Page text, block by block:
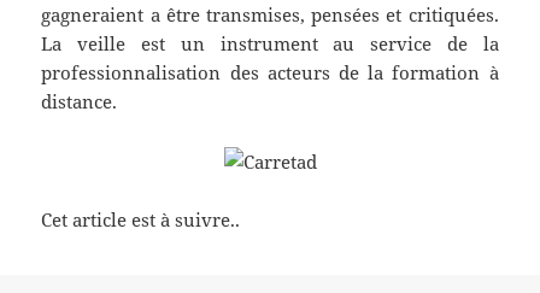
gagneraient a être transmises, pensées et critiquées.
La veille est un instrument au service de la
professionnalisation des acteurs de la formation à
distance.
Cet article est à suivre..